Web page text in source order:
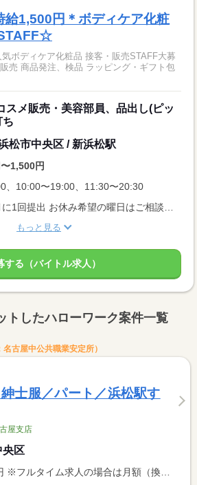
給1,500円＊ボディケア化粧
ボディケア化粧品 接客・販売STAFF大募
売 商品発注、検品 ラッピング・ギフト包
スメ販売・美容部員、品出し(ピッ
ち
松市中央区 / 新浜松駅
1,500円
、10:00〜19:00、11:30〜20:30
もっと見る
する（バイトル求人）
トしたハローワーク案件一覧
古屋中公共職業安定所）
士服／パート／浜松駅す
屋支店
央区
場合は月額（換算額）、パート求人の場合は時間額を表示しています。